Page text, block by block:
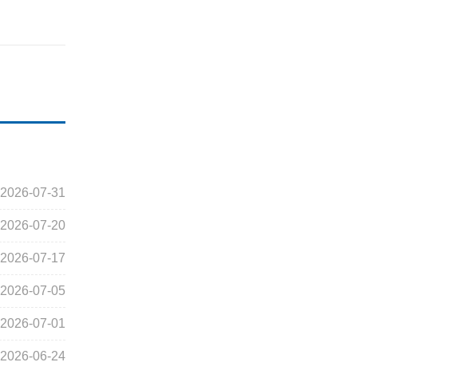
2026-07-31
2026-07-20
2026-07-17
2026-07-05
2026-07-01
2026-06-24